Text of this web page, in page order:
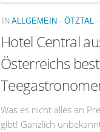
IN ALLGEMEIN · ÖTZTAL ·
Hotel Central
Österreichs
Was es nicht alles an
gibt! Gänzlich